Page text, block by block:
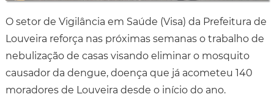
O setor de Vigilância em Saúde (Visa) da Prefeitura de
Louveira reforça nas próximas semanas o trabalho de
nebulização de casas visando eliminar o mosquito
causador da dengue, doença que já acometeu 140
moradores de Louveira desde o início do ano.